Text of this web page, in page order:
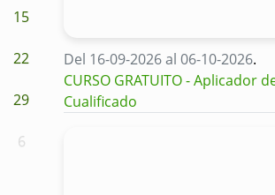
15
22
29
6
Del 16-09-2026 al 06-10-2026.
CURSO GRATUITO -
Cualificado